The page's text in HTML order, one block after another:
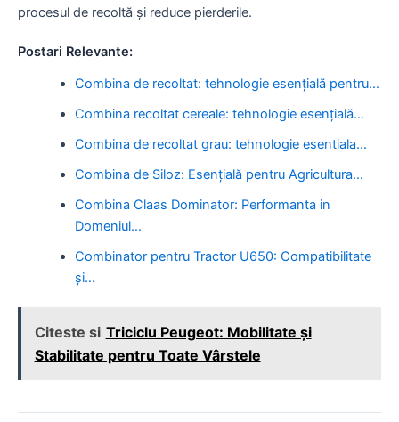
procesul de recoltă și reduce pierderile.
Postari Relevante:
Combina de recoltat: tehnologie esențială pentru…
Combina recoltat cereale: tehnologie esențială…
Combina de recoltat grau: tehnologie esentiala…
Combina de Siloz: Esențială pentru Agricultura…
Combina Claas Dominator: Performanta in
Domeniul…
Combinator pentru Tractor U650: Compatibilitate
și…
Citeste si Triciclu Peugeot: Mobilitate și
Stabilitate pentru Toate Vârstele